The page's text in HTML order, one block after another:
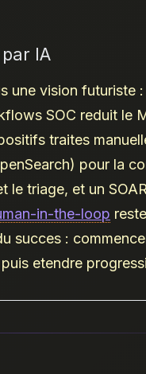
IA
une vision futuriste
SOC reduit le
traites
pour la
le triage, et un
in-the-loop
succes :
etendre